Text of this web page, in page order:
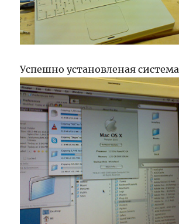
Успешно установленая система